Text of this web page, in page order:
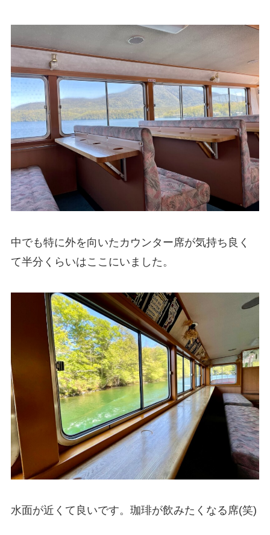
中でも特に外を向いたカウンター席が気持ち良く
て半分くらいはここにいました。
水面が近くて良いです。珈琲が飲みたくなる席(笑)